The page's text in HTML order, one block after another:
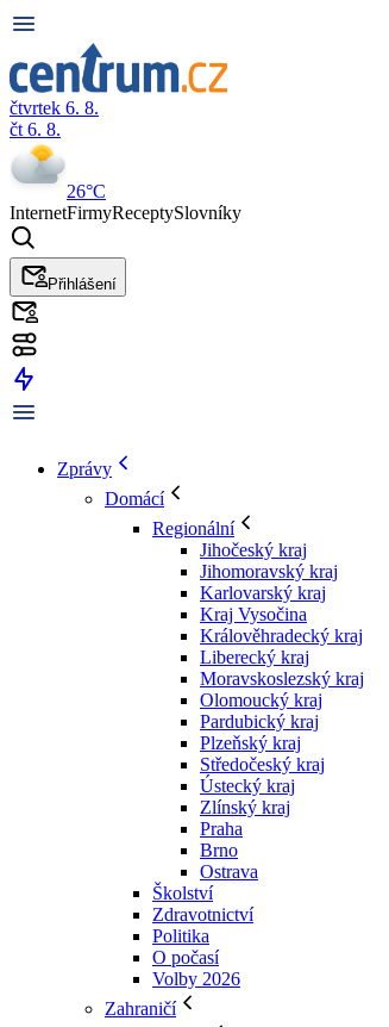
čtvrtek 6. 8.
čt 6. 8.
26°C
InternetFirmyReceptySlovníky
Přihlášení
Zprávy
Domácí
Regionální
Jihočeský kraj
Jihomoravský kraj
Karlovarský kraj
Kraj Vysočina
Králověhradecký kraj
Liberecký kraj
Moravskoslezský kraj
Olomoucký kraj
Pardubický kraj
Plzeňský kraj
Středočeský kraj
Ústecký kraj
Zlínský kraj
Praha
Brno
Ostrava
Školství
Zdravotnictví
Politika
O počasí
Volby 2026
Zahraničí